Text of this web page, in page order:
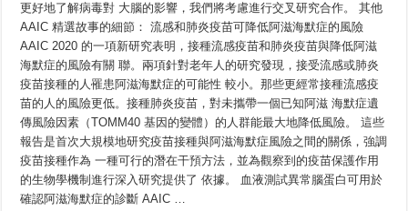
更好地了解病毒對 大腦的影響，我們將考慮進行交叉研究合作。 其他
AAIC 精選故事的細節： 流感和肺炎疫苗可降低阿滋海默症的風險
AAIC 2020 的一項新研究表明，接種流感疫苗和肺炎疫苗與降低阿滋
海默症的風險有關 聯。兩項針對老年人的研究發現，接受流感或肺炎
疫苗接種的人罹患阿滋海默症的可能性 較小。那些更經常接種流感疫
苗的人的風險更低。接種肺炎疫苗，對未攜帶一個已知阿滋 海默症遺
傳風險因素（TOMM40 基因的變體）的人群能最大地降低風險。 這些
報告是首次大規模地研究疫苗接種與阿滋海默症風險之間的關係，強調
疫苗接種作為 一種可行的潛在干預方法，並為觀察到的疫苗保護作用
的生物學機制進行深入研究提供了 依據。 血液測試異常腦蛋白可用於
確認阿滋海默症的診斷 AAIC …